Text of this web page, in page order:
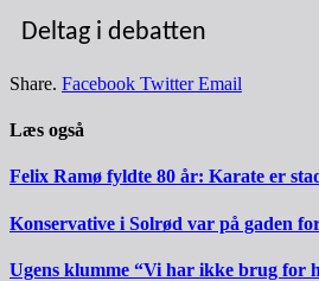
Deltag i debatten
Share. Facebook Twitter Email
Læs også
Felix Ramø fyldte 80 år: Karate er
Konservative i Solrød var på gaden
Ugens klumme “Vi har ikke brug for